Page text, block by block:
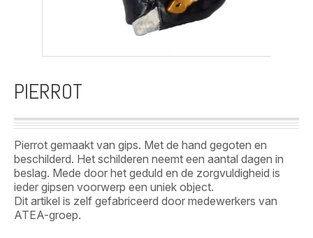
PIERROT
Pierrot gemaakt van gips. Met de hand gegoten en
beschilderd. Het schilderen neemt een aantal dagen in
beslag. Mede door het geduld en de zorgvuldigheid is
ieder gipsen voorwerp een uniek object.
Dit artikel is zelf gefabriceerd door medewerkers van
ATEA-groep.